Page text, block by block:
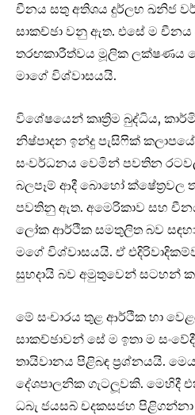
චීනය සතු අතිශය දුර්ලභ ඛනිජ
සාකච්ඡා වනු ඇත. එසේ ම චීනය
තරඟකාරීත්වය මූලික ලක්ෂණය
මාගේ විශ්වාසයයි.
විශේෂයෙන් කෘත්‍රිම බුද්ධිය,
නිෂ්පාදන ඉන්දු පැසිෆික්
සංවර්ධනය වෙමින් පවතින
බලපෑම් ආදී බොහෝ ක්ෂේත්‍රවල
පවතිනු ඇත. අමෙරිකාව සහ
ලෝක ආර්ථික සමතුලිත බව
මගේ විශ්වාසයයි. ඒ
සුභදායි බව අමුතුවෙන් සටහන්
මේ සංචාරය තුළ ආර්ථික හා
සාකච්ඡාවන් සේ ම ඉතා ම
තායිවානය පිළිබඳ ප්‍රශ්නයයි.
දේශපාලනික ගැටලූවකි. මෙහිදී
ධබැ ජයසබ් චදකසජහ